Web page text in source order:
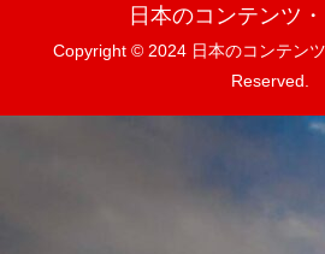
日本のコンテンツ
Copyright © 2024 日本のコンテン
Reserved.